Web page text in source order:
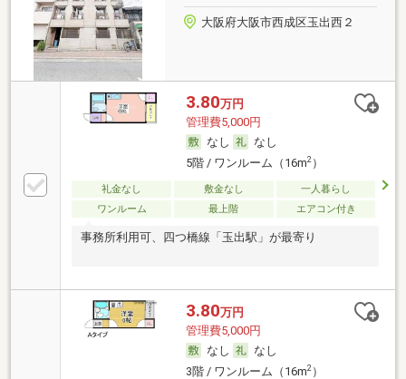
大阪府大阪市西成区玉出西２
3.80万円
管理費5,000円
なし
なし
5階 / ワンルーム（16m2）
礼金なし 敷金なし
一人暮らし
ワンルーム
最上階 エアコン付き
事務所利用可、四つ橋線「玉出駅」が最寄り
3.80万円
管理費5,000円
なし
なし
3階 / ワンルーム（16m2）